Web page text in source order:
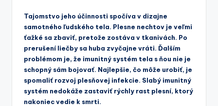
Tajomstvo jeho účinnosti spočíva v dizajne
samotného ľudského tela. Plesne nechtov je veľmi
ťažké sa zbaviť, pretože zostáva v tkanivách. Po
prerušení liečby sa huba zvyčajne vráti. Ďalším
problémom je, že imunitný systém tela s ňou nie je
schopný sám bojovať. Najlepšie, čo môže urobiť, je
spomaliť rozvoj plesňovej infekcie. Slabý imunitný
systém nedokáže zastaviť rýchly rast plesní, ktorý
nakoniec vedie k smrti.